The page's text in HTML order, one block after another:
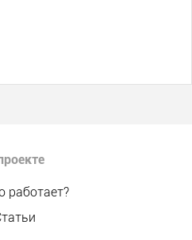
работает?